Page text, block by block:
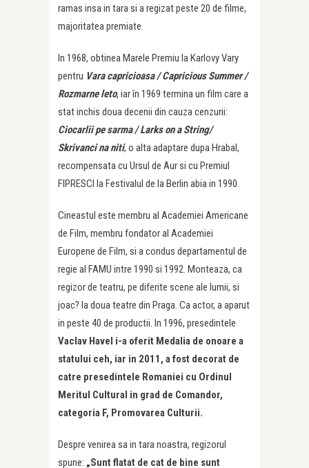
ramas insa in tara si a regizat peste 20 de filme,
majoritatea premiate.
In 1968, obtinea Marele Premiu la Karlovy Vary
pentru Vara capricioasa / Capricious Summer /
Rozmarne leto, iar în 1969 termina un film care a
stat inchis doua decenii din cauza cenzurii:
Ciocarlii pe sarma / Larks on a String/
Skrivanci na niti, o alta adaptare dupa Hrabal,
recompensata cu Ursul de Aur si cu Premiul
FIPRESCI la Festivalul de la Berlin abia in 1990.
Cineastul este membru al Academiei Americane
de Film, membru fondator al Academiei
Europene de Film, si a condus departamentul de
regie al FAMU intre 1990 si 1992. Monteaza, ca
regizor de teatru, pe diferite scene ale lumii, si
joac? la doua teatre din Praga. Ca actor, a aparut
in peste 40 de productii. In 1996, presedintele
Vaclav Havel i-a oferit Medalia de onoare a
statului ceh, iar in 2011, a fost decorat de
catre presedintele Romaniei cu Ordinul
Meritul Cultural in grad de Comandor,
categoria F, Promovarea Culturii.
Despre venirea sa in tara noastra, regizorul
spune: „Sunt flatat de cat de bine sunt